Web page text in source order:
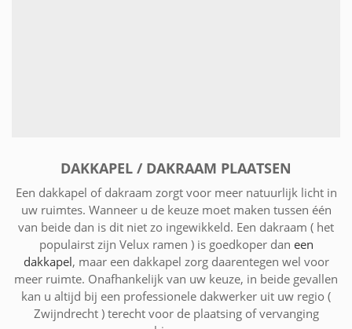
DAKKAPEL / DAKRAAM PLAATSEN
Een dakkapel of dakraam zorgt voor meer natuurlijk licht in
uw ruimtes. Wanneer u de keuze moet maken tussen één
van beide dan is dit niet zo ingewikkeld. Een dakraam ( het
populairst zijn Velux ramen ) is goedkoper dan een
dakkapel, maar een dakkapel zorg daarentegen wel voor
meer ruimte. Onafhankelijk van uw keuze, in beide gevallen
kan u altijd bij een professionele dakwerker uit uw regio (
Zwijndrecht ) terecht voor de plaatsing of vervanging